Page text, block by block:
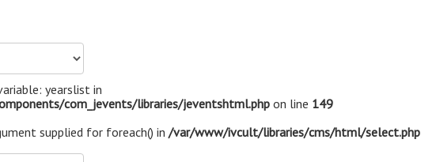
yearslist in
com_jevents/libraries/jeventshtml.php on line 149
supplied for foreach() in /var/www/ivcult/libraries/cms/html/select.php